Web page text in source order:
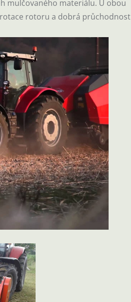
mulčovaného materiálu. U obou
rotoru a dobrá průchodnost